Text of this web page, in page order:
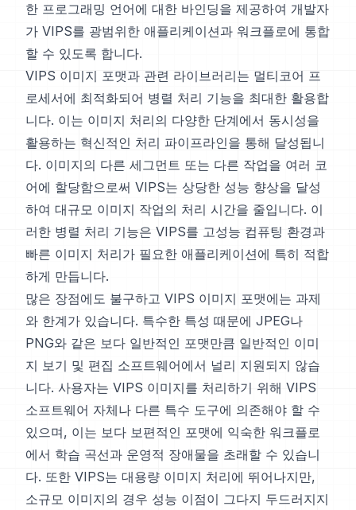
한 프로그래밍 언어에 대한 바인딩을 제공하여 개발자
가 VIPS를 광범위한 애플리케이션과 워크플로에 통합
할 수 있도록 합니다.
VIPS 이미지 포맷과 관련 라이브러리는 멀티코어 프
로세서에 최적화되어 병렬 처리 기능을 최대한 활용합
니다. 이는 이미지 처리의 다양한 단계에서 동시성을
활용하는 혁신적인 처리 파이프라인을 통해 달성됩니
다. 이미지의 다른 세그먼트 또는 다른 작업을 여러 코
어에 할당함으로써 VIPS는 상당한 성능 향상을 달성
하여 대규모 이미지 작업의 처리 시간을 줄입니다. 이
러한 병렬 처리 기능은 VIPS를 고성능 컴퓨팅 환경과
빠른 이미지 처리가 필요한 애플리케이션에 특히 적합
하게 만듭니다.
많은 장점에도 불구하고 VIPS 이미지 포맷에는 과제
와 한계가 있습니다. 특수한 특성 때문에 JPEG나
PNG와 같은 보다 일반적인 포맷만큼 일반적인 이미
지 보기 및 편집 소프트웨어에서 널리 지원되지 않습
니다. 사용자는 VIPS 이미지를 처리하기 위해 VIPS
소프트웨어 자체나 다른 특수 도구에 의존해야 할 수
있으며, 이는 보다 보편적인 포맷에 익숙한 워크플로
에서 학습 곡선과 운영적 장애물을 초래할 수 있습니
다. 또한 VIPS는 대용량 이미지 처리에 뛰어나지만,
소규모 이미지의 경우 성능 이점이 그다지 두드러지지